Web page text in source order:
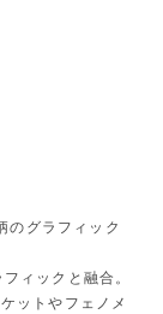
のグラフィック
ィックと融合。
ットやフェノメ